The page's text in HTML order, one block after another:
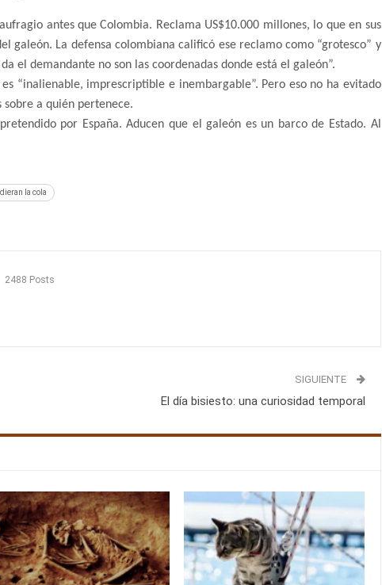
antes que Colombia. Reclama US$10.000 millones, lo que en sus
galeón. La defensa colombiana calificó ese reclamo como “grotesco” y
el demandante no son las coordenadas donde está el galeón”.
“inalienable, imprescriptible e inembargable”. Pero eso no ha evitado
sobre a quién pertenece.
por España. Aducen que el galeón es un barco de Estado. Al
la cola
2488 Posts
SIGUIENTE
El día bisiesto: una curiosidad temporal